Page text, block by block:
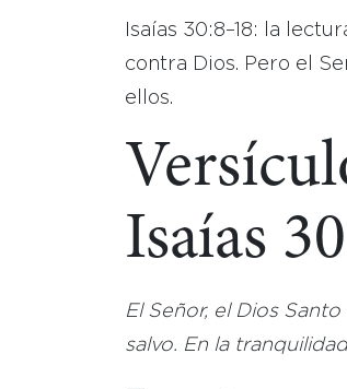
Isaías 30:8–18: la
contra Dios. Pero el
ellos.
Isaías
El Señor, el Dios
salvo. En la